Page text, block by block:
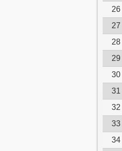
26
27
28
29
30
31
32
33
34